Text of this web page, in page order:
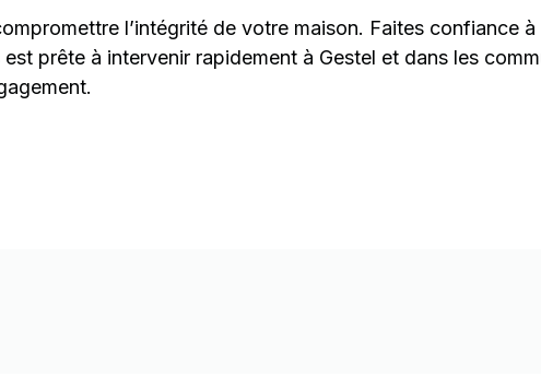
l’intégrité de votre maison. Faites confiance à
prête à intervenir rapidement à Gestel et dans les